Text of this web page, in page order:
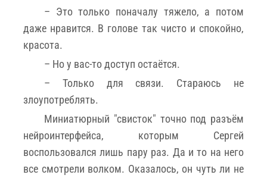
– Это только поначалу тяжело, а потом
даже нравится. В голове так чисто и спокойно,
красота.
– Но у вас-то доступ остаётся.
– Только для связи. Стараюсь не
злоупотреблять.
Миниатюрный "свисток" точно под разъём
нейроинтерфейса, которым Сергей
воспользовался лишь пару раз. Да и то на него
все смотрели волком. Оказалось, он чуть ли не